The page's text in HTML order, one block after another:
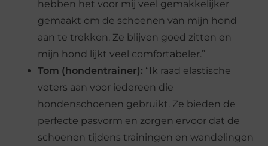
hebben het voor mij veel gemakkelijker
gemaakt om de schoenen van mijn hond
aan te trekken. Ze blijven goed zitten en
mijn hond lijkt veel comfortabeler.”
Tom (hondentrainer): “Ik raad elastische
veters aan voor iedereen die
hondenschoenen gebruikt. Ze bieden de
perfecte pasvorm en zorgen ervoor dat de
schoenen tijdens trainingen en wandelingen